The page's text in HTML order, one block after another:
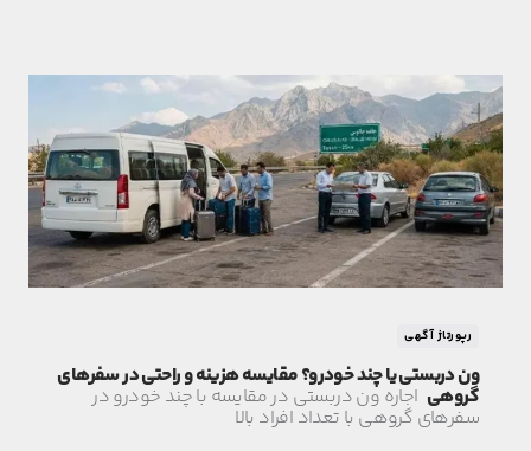
رپورتاژ آگهی
ون دربستی یا چند خودرو؟ مقایسه هزینه و راحتی در سفرهای
گروهی اجاره ون دربستی در مقایسه با چند خودرو در
سفرهای گروهی با تعداد افراد بالا